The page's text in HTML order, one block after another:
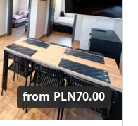
from PLN70.00